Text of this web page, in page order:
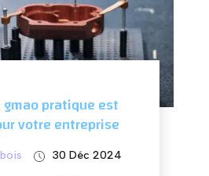
pratique est
votre entreprise
30 Déc 2024